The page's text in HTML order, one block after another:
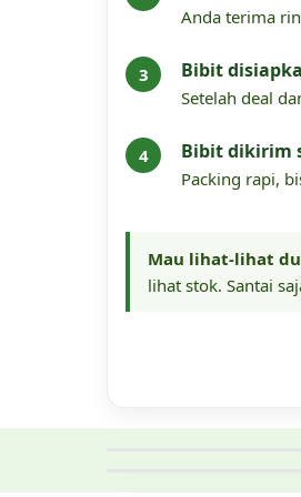
Anda terima
Bibit
Setelah deal
Bibit dikirim
Packing rapi,
Mau lihat-lihat
lihat stok. Santai